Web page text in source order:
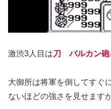
激渋3人目は刀 バルカン砲
大御所は将軍を倒してす
ないほどの強さを見せます